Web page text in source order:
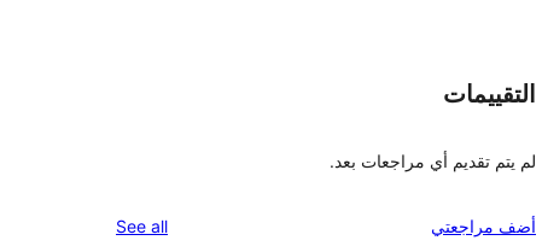
التقييمات
لم يتم تقديم أي مراجعات بعد.
أضف مراجعتي See all